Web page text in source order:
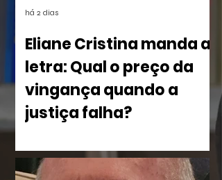
Eliane Cristina manda a
letra: Qual o preço da
vingança quando a
justiça falha?
imperdoável, Eliane Cristina, mostra
como a violência silencia uma família à
há 2 dias